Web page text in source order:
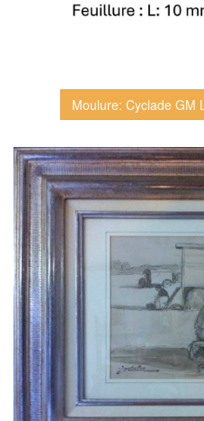
Moulure: Cyclade GM